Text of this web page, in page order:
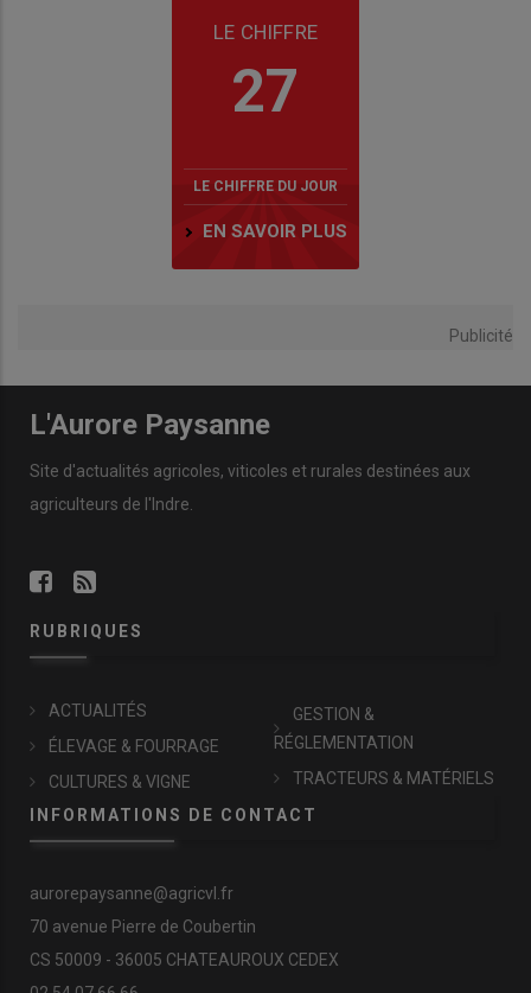
LE CHIFFRE
27
LE CHIFFRE DU JOUR
EN SAVOIR PLUS
Publicité
L'Aurore Paysanne
Site d'actualités agricoles, viticoles et rurales destinées aux
agriculteurs de l'Indre.
RUBRIQUES
ACTUALITÉS
ÉLEVAGE & FOURRAGE
CULTURES & VIGNE
GESTION &
RÉGLEMENTATION
TRACTEURS & MATÉRIELS
INFORMATIONS DE CONTACT
aurorepaysanne@agricvl.fr
70 avenue Pierre de Coubertin
CS 50009 - 36005 CHATEAUROUX CEDEX